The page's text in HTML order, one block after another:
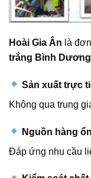
Hoài Gia Ân là
trắng Bình Dương
Sản xuất trực
Không qua trung
Nguồn hàng
Đáp ứng nhu cầu